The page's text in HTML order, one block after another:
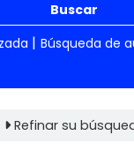
Buscar
Búsqueda de
Refinar su